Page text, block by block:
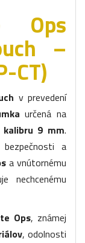
Ops
–
CT)
v prevedení
určená na
kalibru 9 mm.
a
a vnútornému
nechcenému
Ops, známej
, odolnosti